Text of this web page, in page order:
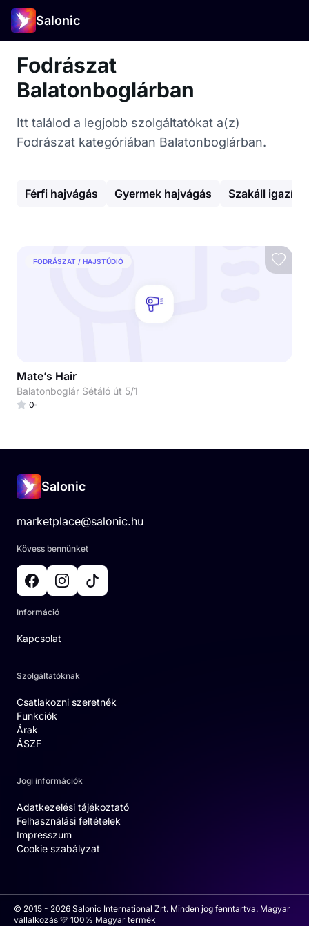
Salonic
Fodrászat
Balatonboglárban
Itt találod a legjobb szolgáltatókat a(z)
Fodrászat kategóriában Balatonboglárban.
Férfi hajvágás Gyermek hajvágás Szakáll igazítás
FODRÁSZAT / HAJSTÚDIÓ
Mate’s Hair
Balatonboglár Sétáló út 5/1
0
Salonic
marketplace@salonic.hu
Kövess bennünket
Információ
Kapcsolat
Szolgáltatóknak
Csatlakozni szeretnék
Funkciók
Árak
ÁSZF
Jogi információk
Adatkezelési tájékoztató
Felhasználási feltételek
Impresszum
Cookie szabályzat
© 2015 - 2026 Salonic International Zrt. Minden jog fenntartva. Magyar
vállalkozás 💛 100% Magyar termék